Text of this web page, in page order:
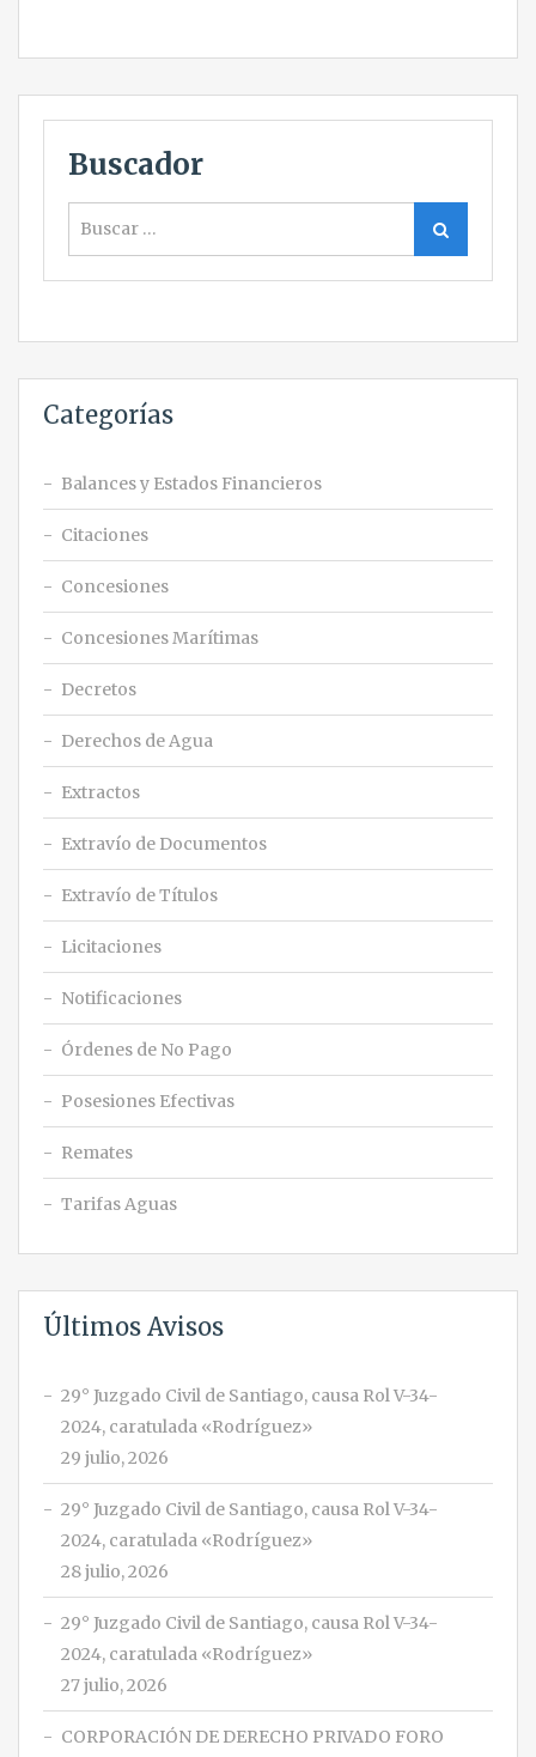
Buscador
Buscar
Categorías
Balances y Estados Financieros
Citaciones
Concesiones
Concesiones Marítimas
Decretos
Derechos de Agua
Extractos
Extravío de Documentos
Extravío de Títulos
Licitaciones
Notificaciones
Órdenes de No Pago
Posesiones Efectivas
Remates
Tarifas Aguas
Últimos Avisos
29° Juzgado Civil de Santiago, causa Rol V-34-
2024, caratulada «Rodríguez»
29 julio, 2026
29° Juzgado Civil de Santiago, causa Rol V-34-
2024, caratulada «Rodríguez»
28 julio, 2026
29° Juzgado Civil de Santiago, causa Rol V-34-
2024, caratulada «Rodríguez»
27 julio, 2026
CORPORACIÓN DE DERECHO PRIVADO FORO